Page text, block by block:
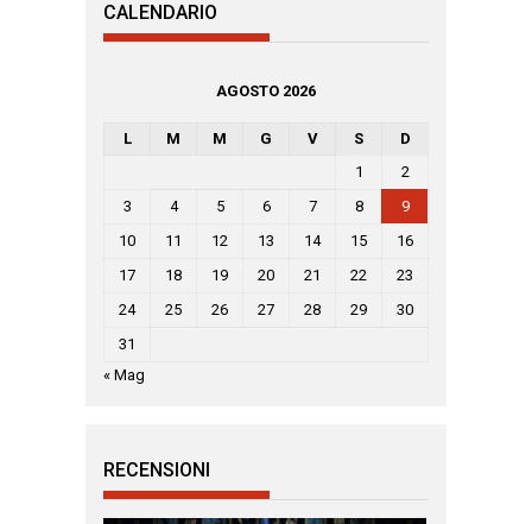
CALENDARIO
AGOSTO 2026
L M M G V S
D
1
2
3
4 5 6 7 8
9
10
11 12 13 14 15
16
17
18 19 20 21 22
23
24
25 26 27 28 29
30
31
« Mag
RECENSIONI